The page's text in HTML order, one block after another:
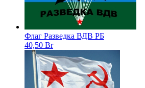
Флаг Разведка ВДВ РБ
40,50 Br